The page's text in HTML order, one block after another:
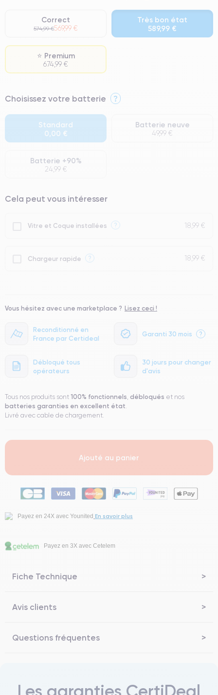
Reconditionné en
France par Certideal
Garanti 30 mois ?
Débloqué tous
opérateurs
30 jours pour changer
d'avis
Correct
574,99 €569,99 €
Très bon état
589,99 €
⭐ Premium
674,99 €
⭐ Premium
● Batterie : usage intensif.
● Seuls 5% de nos téléphones ont un grade Premium.
Choisissez votre batterie ?
Standard
0,00 €
Batterie neuve
49,99 €
Batterie +90%
24,99 €
Cela peut vous intéresser
Vitre et Coque installées ? 18,99 €
Chargeur rapide ? 18,99 €
Vous hésitez avec une marketplace ? Lisez ceci !
Tous nos produits sont 100% fonctionnels, débloqués et nos
batteries garanties en excellent état.
Livré avec cable de chargement.
Ajouté au panier
Payez en 24X avec Younited En savoir plus
Payez en 3X avec Cetelem
Fiche Technique
Avis clients
Questions fréquentes